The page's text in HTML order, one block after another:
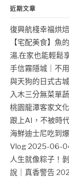
近期文章
復興航棧幸福烘
【宅配美食】魚
湯,在家也能輕鬆
手信霧隱城｜不
與天狗的日式古城
入木三分無菜單
桃園龍潭客家文
跟上AI，不被時
海鮮迪士尼吃到
Vlog 2025-06-
人生就像粽子！
說｜真香警告